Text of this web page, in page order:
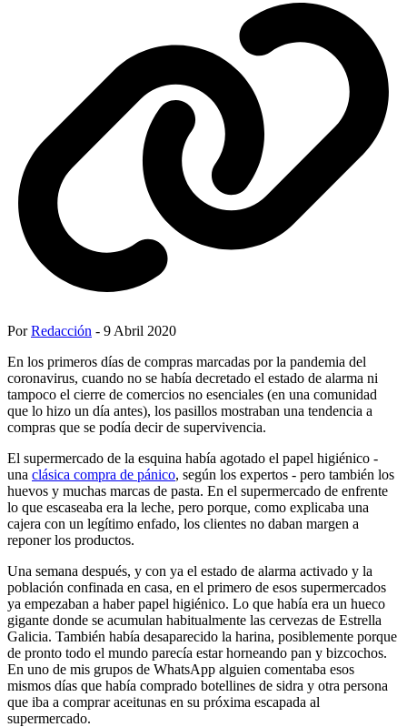
PorRedacción - 9 Abril 2020
En los primeros días de compras marcadas por la pandemia del
coronavirus, cuando no se había decretado el estado de alarma ni
tampoco el cierre de comercios no esenciales (en una comunidad
que lo hizo un día antes), los pasillos mostraban una tendencia a
compras que se podía decir de supervivencia.
El supermercado de la esquina había agotado el papel higiénico -
una clásica compra de pánico, según los expertos - pero también los
huevos y muchas marcas de pasta. En el supermercado de enfrente
lo que escaseaba era la leche, pero porque, como explicaba una
cajera con un legítimo enfado, los clientes no daban margen a
reponer los productos.
Una semana después, y con ya el estado de alarma activado y la
población confinada en casa, en el primero de esos supermercados
ya empezaban a haber papel higiénico. Lo que había era un hueco
gigante donde se acumulan habitualmente las cervezas de Estrella
Galicia. También había desaparecido la harina, posiblemente porque
de pronto todo el mundo parecía estar horneando pan y bizcochos.
En uno de mis grupos de WhatsApp alguien comentaba esos
mismos días que había comprado botellines de sidra y otra persona
que iba a comprar aceitunas en su próxima escapada al
supermercado.